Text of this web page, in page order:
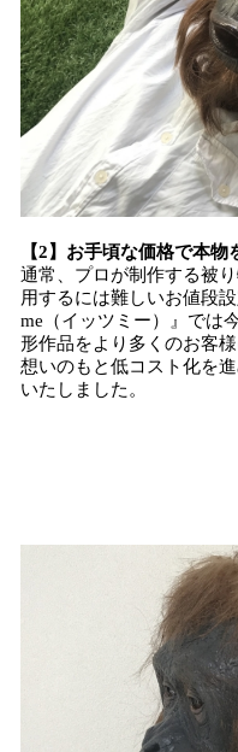
【2】お手頃な価格で本物
通常、プロが制作する被
用するには難しいお値段
me（イッツミー）』では
形作品をより多くのお客
想いのもと低コスト化を
いたしました。